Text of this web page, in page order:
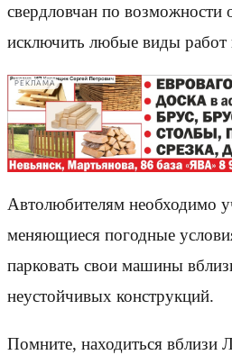
свердловчан по возможности
исключить любые виды работ
РЕКЛАМА
Автолюбителям необходимо
меняющиеся погодные
парковать свои машины
неустойчивых конструкций.
Помните, находиться вблизи